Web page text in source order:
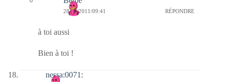
28/01/2011/09:41 RÉPONDRE
à toi aussi
Bien à toi !
nessa:0071: